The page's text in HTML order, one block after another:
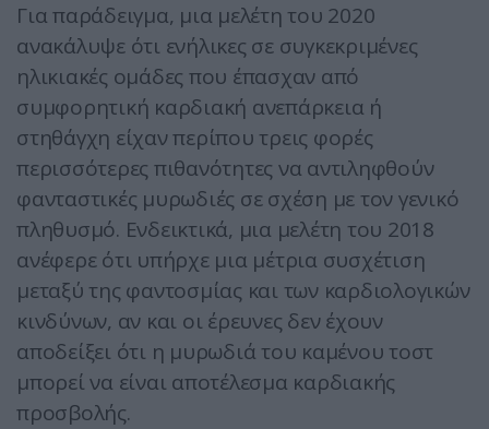
Για παράδειγμα, μια μελέτη του 2020
ανακάλυψε ότι ενήλικες σε συγκεκριμένες
ηλικιακές ομάδες που έπασχαν από
συμφορητική καρδιακή ανεπάρκεια ή
στηθάγχη είχαν περίπου τρεις φορές
περισσότερες πιθανότητες να αντιληφθούν
φανταστικές μυρωδιές σε σχέση με τον γενικό
πληθυσμό. Ενδεικτικά, μια μελέτη του 2018
ανέφερε ότι υπήρχε μια μέτρια συσχέτιση
μεταξύ της φαντοσμίας και των καρδιολογικών
κινδύνων, αν και οι έρευνες δεν έχουν
αποδείξει ότι η μυρωδιά του καμένου τοστ
μπορεί να είναι αποτέλεσμα καρδιακής
προσβολής.